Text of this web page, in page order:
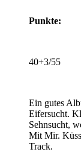
Punkte:
40+3/55
Ein gutes
Eifersucht.
Sehnsucht,
Mit Mir.
Track.